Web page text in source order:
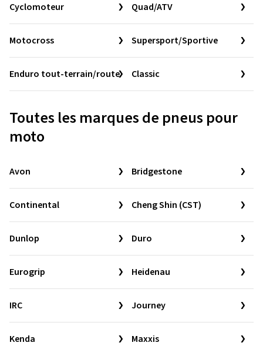
Cyclomoteur Quad/ATV
Motocross Supersport/Sportive
Enduro tout-terrain/route Classic
Toutes les marques de pneus pour
moto
Avon Bridgestone
Continental Cheng Shin (CST)
Dunlop Duro
Eurogrip Heidenau
IRC Journey
Kenda Maxxis